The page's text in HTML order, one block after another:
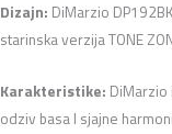
Dizajn: DiMarzio
starinska verzija TONE
Karakteristike: DiMarzio
odziv basa I sjajne